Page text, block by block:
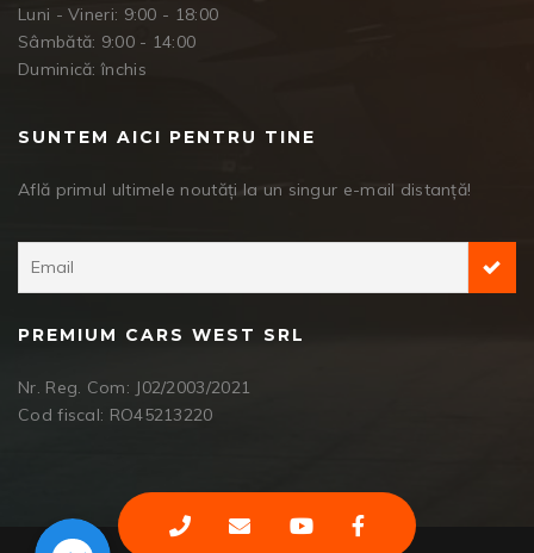
Luni - Vineri: 9:00 - 18:00
Sâmbătă: 9:00 - 14:00
Duminică: închis
SUNTEM AICI PENTRU TINE
Află primul ultimele noutăți la un singur e-mail distanță!
PREMIUM CARS WEST SRL
Nr. Reg. Com: J02/2003/2021
Cod fiscal: RO45213220
Facebook Messenger